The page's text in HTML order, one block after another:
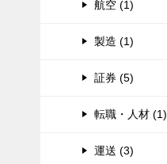
航空 (1)
製造 (1)
証券 (5)
転職・人材 (1)
運送 (3)